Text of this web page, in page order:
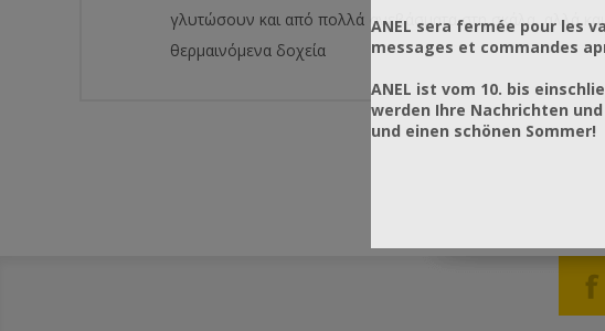
γλυτώσουν και από πολλά ανεβάσματα στη σκάλα, αλλά
θερμαινόμενα δοχεία
ANEL sera fermée pour les
messages et commandes
ANEL ist vom 10. bis
werden Ihre Nachrichten
und einen schönen Sommer!